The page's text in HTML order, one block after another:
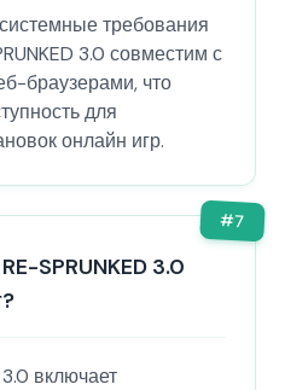
требования
3.0 совместим с
браузерами, что
для
онлайн игр.
#7
SPRUNKED 3.0
3.0 включает